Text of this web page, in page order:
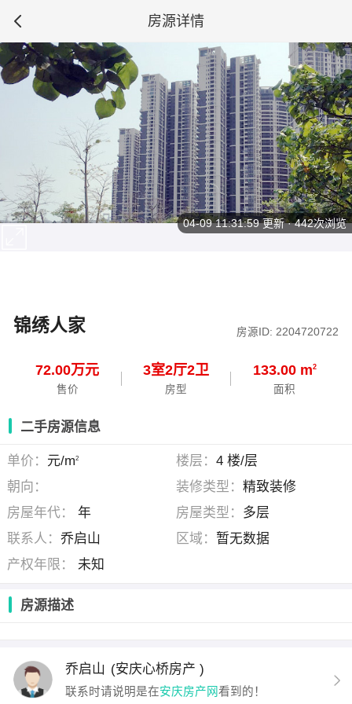
房源详情
锦绣人家 房源ID: 2204720722
72.00万元
售价
3室2厅2卫
房型
133.00 m2
面积
04-09 11:31:59更新 · 442次浏览
二手房源信息
单价： 元/m2 楼层： 4 楼/层
朝向：
装修类型： 精致装修
房屋年代：
年 房屋类型： 多层
联系人：乔启山 区域： 暂无数据
产权年限：
未知
房源描述
乔启山 (安庆心桥房产 )
联系时请说明是在安庆房产网看到的！